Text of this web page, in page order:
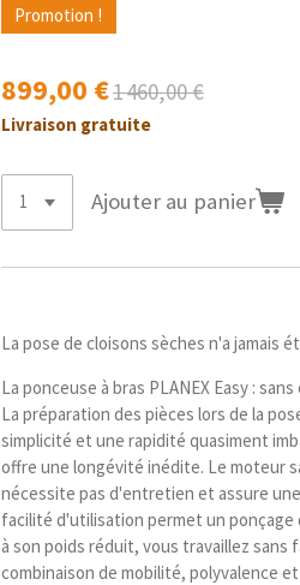
Promotion !
899,00 €1 460,00 €
Livraison gratuite
Ajouter au panier
La pose de cloisons sèches n'a jamais
La ponceuse à bras PLANEX Easy :
La préparation des pièces lors de la
simplicité et une rapidité quasiment
offre une longévité inédite. Le moteur
nécessite pas d'entretien et assure
facilité d'utilisation permet un ponçage
à son poids réduit, vous travaillez sans
combinaison de mobilité, polyvalence